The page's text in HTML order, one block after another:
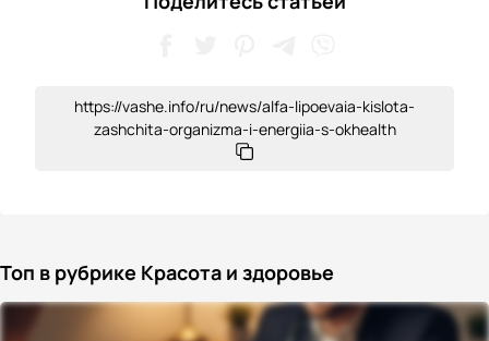
https://vashe.info/ru/news/alfa-lipoevaia-kislota-
zashchita-organizma-i-energiia-s-okhealth
Топ в рубрике Красота и здоровье